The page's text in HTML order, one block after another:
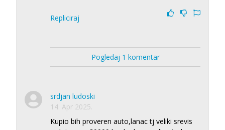
Repliciraj
Pogledaj 1 komentar
srdjan ludoski
14. Apr 2025.
Kupio bih proveren auto,lanac tj veliki srevis